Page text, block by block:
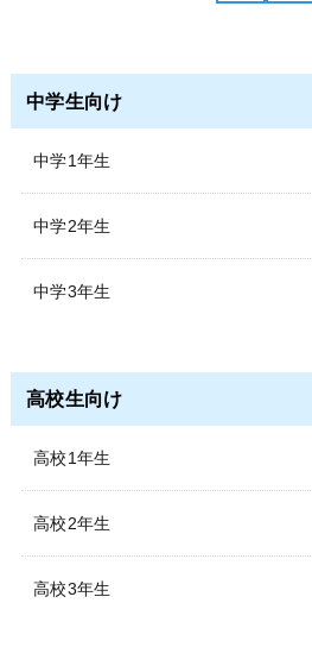
中学生向け
中学1年生
中学2年生
中学3年生
高校生向け
高校1年生
高校2年生
高校3年生